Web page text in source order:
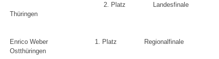
2. Platz
Landesfinale
Thüringen
Enrico Weber 1. Platz
Regionalfinale
Ostthüringen